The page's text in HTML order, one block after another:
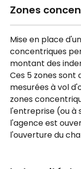
Zones
Mise en place
concentriques
montant des
Ces 5 zones sont
mesurées à vol
zones
l'entreprise (ou à
l'agence est
l'ouverture du